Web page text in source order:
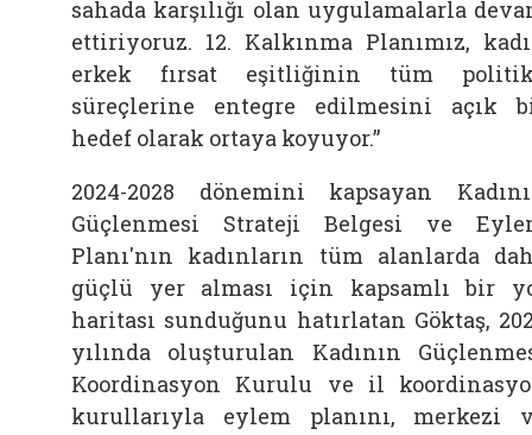
sahada karşılığı olan uygulamalarla
ettiriyoruz. 12. Kalkınma Planımız,
erkek fırsat eşitliğinin tüm
süreçlerine entegre edilmesini açık
hedef olarak ortaya koyuyor.”
2024-2028 dönemini kapsayan
Güçlenmesi Strateji Belgesi ve
Planı'nın kadınların tüm alanlarda
güçlü yer alması için kapsamlı bir
haritası sunduğunu hatırlatan Göktaş,
yılında oluşturulan Kadının
Koordinasyon Kurulu ve il
kurullarıyla eylem planını, merkezi